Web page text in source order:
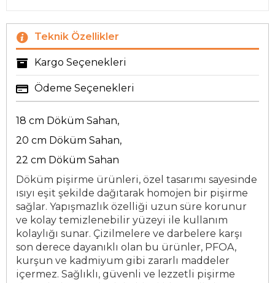
Teknik Özellikler
Kargo Seçenekleri
Ödeme Seçenekleri
18 cm Döküm Sahan,
20 cm Döküm Sahan,
22 cm Döküm Sahan
Döküm pişirme ürünleri, özel tasarımı sayesinde
ısıyı eşit şekilde dağıtarak homojen bir pişirme
sağlar. Yapışmazlık özelliği uzun süre korunur
ve kolay temizlenebilir yüzeyi ile kullanım
kolaylığı sunar. Çizilmelere ve darbelere karşı
son derece dayanıklı olan bu ürünler, PFOA,
kurşun ve kadmiyum gibi zararlı maddeler
içermez. Sağlıklı, güvenli ve lezzetli pişirme